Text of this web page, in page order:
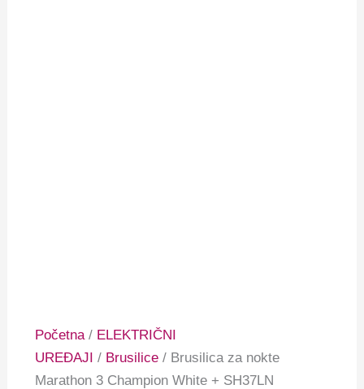
Početna / ELEKTRIČNI
UREĐAJI / Brusilice / Brusilica za nokte
Marathon 3 Champion White + SH37LN